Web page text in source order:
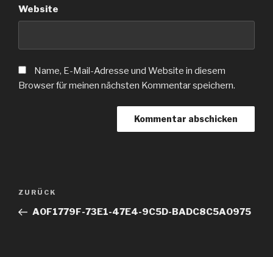
Website
Name, E-Mail-Adresse und Website in diesem
Browser für meinen nächsten Kommentar speichern.
Beitragsnavigation
Vorheriger
Beitrag
ZURÜCK
A0F1779F-73E1-47E4-9C5D-BADC8C5A0975